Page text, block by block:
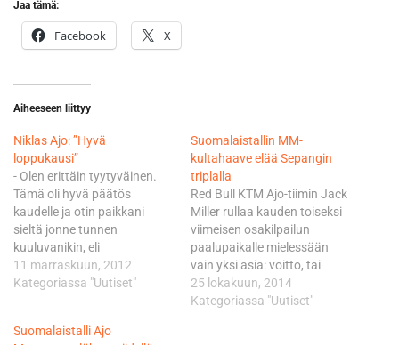
Jaa tämä:
Facebook X
Aiheeseen liittyy
Niklas Ajo: ”Hyvä
loppukausi”
- Olen erittäin tyytyväinen.
Tämä oli hyvä päätös
kaudelle ja otin paikkani
sieltä jonne tunnen
kuuluvanikin, eli
kärkikymmeniköstä. Tämä
vuosi on pitänyt sisällään
Paljon on taas tullut
11 marraskuun, 2012
Kategoriassa "Uutiset"
Suomalaistallin MM-
kultahaave elää Sepangin
triplalla
Red Bull KTM Ajo-tiimin Jack
Miller rullaa kauden toiseksi
viimeisen osakilpailun
paalupaikalle mielessään
vain yksi asia: voitto, tai
oikeastaan pakkovoitto.
Miller on jäänyt Hondan
25 lokakuun, 2014
Kategoriassa "Uutiset"
Suomalaistalli Ajo